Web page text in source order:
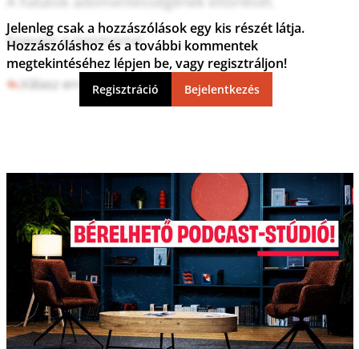
Szavazz a nyomorra!
Válasz erre 5 0
Jelenleg csak a hozzászólások egy kis részét látja.
Hozzászóláshoz és a további kommentek
megtekintéséhez lépjen be, vagy regisztráljon!
Regisztráció Bejelentkezés